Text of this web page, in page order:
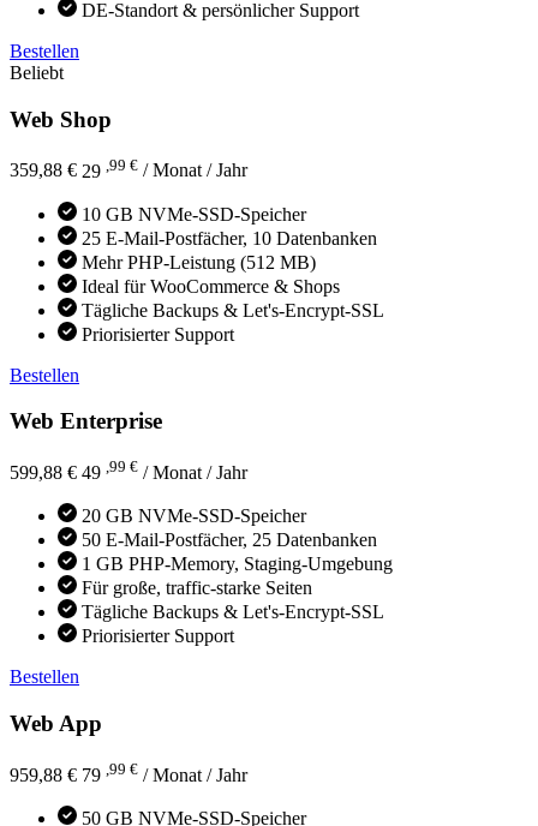
DE-Standort & persönlicher Support
Bestellen
Beliebt
Web Shop
359,88 € 29 ,99 € / Monat / Jahr
10 GB NVMe-SSD-Speicher
25 E-Mail-Postfächer, 10 Datenbanken
Mehr PHP-Leistung (512 MB)
Ideal für WooCommerce & Shops
Tägliche Backups & Let's-Encrypt-SSL
Priorisierter Support
Bestellen
Web Enterprise
599,88 € 49 ,99 € / Monat / Jahr
20 GB NVMe-SSD-Speicher
50 E-Mail-Postfächer, 25 Datenbanken
1 GB PHP-Memory, Staging-Umgebung
Für große, traffic-starke Seiten
Tägliche Backups & Let's-Encrypt-SSL
Priorisierter Support
Bestellen
Web App
959,88 € 79 ,99 € / Monat / Jahr
50 GB NVMe-SSD-Speicher